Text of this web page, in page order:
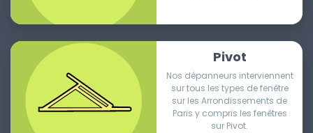
Pivot
Nos dépanneurs interviennent
sur tous les types de fenêtre
sur les Arrondissements de
Paris y compris les fenêtres
sur Pivot.